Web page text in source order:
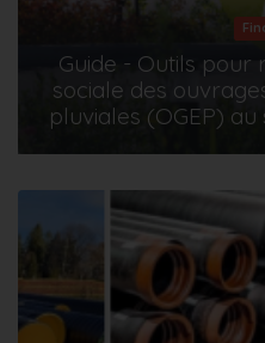
Guide - Outils pour
sociale des
pluviales (OGEP)